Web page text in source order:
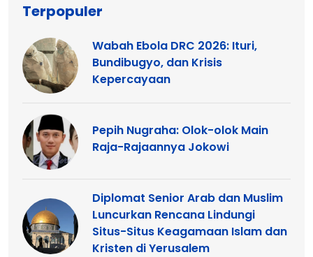
Terpopuler
Wabah Ebola DRC 2026: Ituri,
Bundibugyo, dan Krisis
Kepercayaan
Pepih Nugraha: Olok-olok Main
Raja-Rajaannya Jokowi
Diplomat Senior Arab dan Muslim
Luncurkan Rencana Lindungi
Situs-Situs Keagamaan Islam dan
Kristen di Yerusalem